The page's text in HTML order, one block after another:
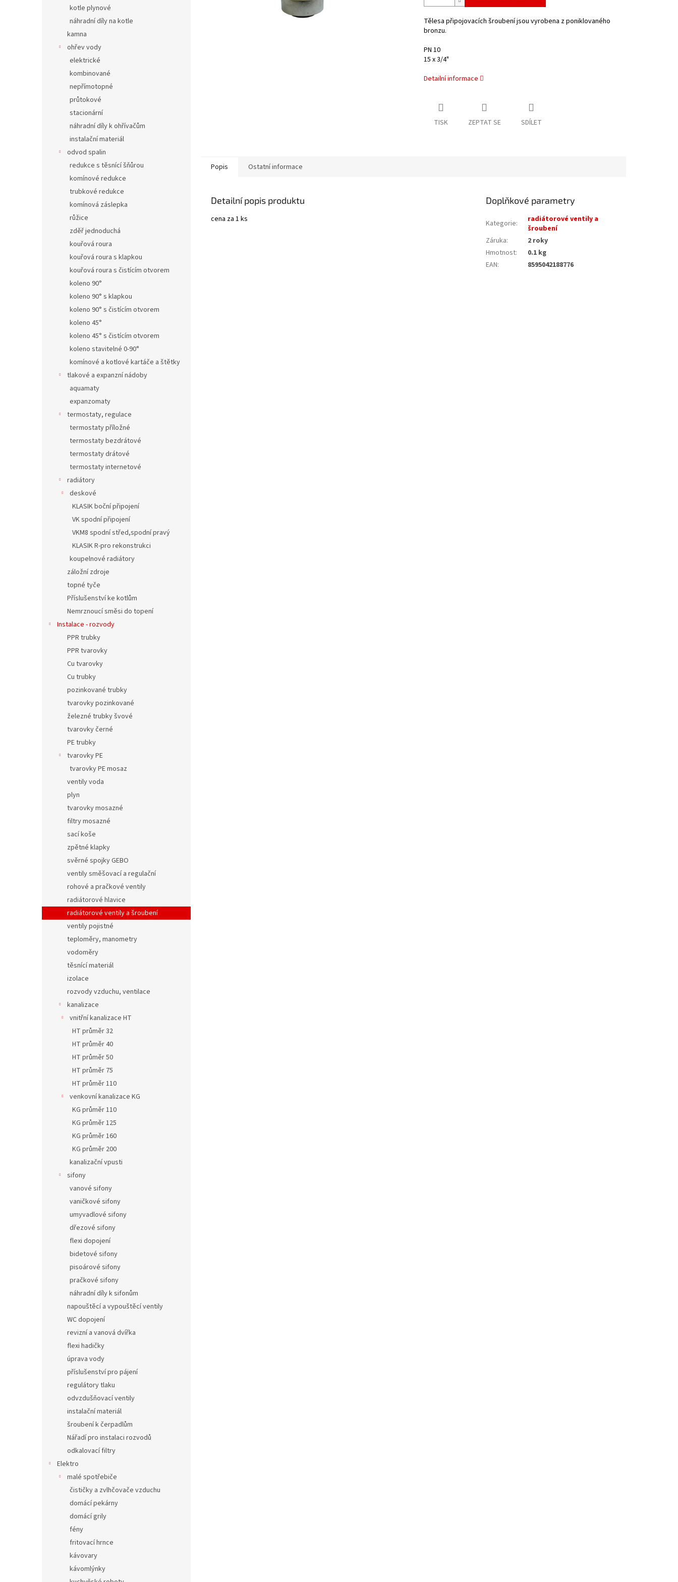
kotle plynové
náhradní díly na kotle
kamna
ohřev vody
elektrické
kombinované
nepřímotopné
průtokové
stacionární
náhradní díly k ohřívačům
instalační materiál
odvod spalin
redukce s těsnící šňůrou
komínové redukce
trubkové redukce
komínová záslepka
růžice
zděř jednoduchá
kouřová roura
kouřová roura s klapkou
kouřová roura s čistícím otvorem
koleno 90°
koleno 90° s klapkou
koleno 90° s čistícím otvorem
koleno 45°
koleno 45° s čistícím otvorem
koleno stavitelné 0-90°
komínové a kotlové kartáče a štětky
tlakové a expanzní nádoby
aquamaty
expanzomaty
termostaty, regulace
termostaty příložné
termostaty bezdrátové
termostaty drátové
termostaty internetové
radiátory
deskové
KLASIK boční připojení
VK spodní připojení
VKM8 spodní střed,spodní pravý
KLASIK R-pro rekonstrukci
koupelnové radiátory
záložní zdroje
topné tyče
Příslušenství ke kotlům
Nemrznoucí směsi do topení
Instalace - rozvody
PPR trubky
PPR tvarovky
Cu tvarovky
Cu trubky
pozinkované trubky
tvarovky pozinkované
železné trubky švové
tvarovky černé
PE trubky
tvarovky PE
tvarovky PE mosaz
ventily voda
plyn
tvarovky mosazné
filtry mosazné
sací koše
zpětné klapky
svěrné spojky GEBO
ventily směšovací a regulační
rohové a pračkové ventily
radiátorové hlavice
radiátorové ventily a šroubení
ventily pojistné
teploměry, manometry
vodoměry
těsnící materiál
izolace
rozvody vzduchu, ventilace
kanalizace
vnitřní kanalizace HT
HT průměr 32
HT průměr 40
HT průměr 50
HT průměr 75
HT průměr 110
venkovní kanalizace KG
KG průměr 110
KG průměr 125
KG průměr 160
KG průměr 200
kanalizační vpusti
sifony
vanové sifony
vaničkové sifony
umyvadlové sifony
dřezové sifony
flexi dopojení
bidetové sifony
pisoárové sifony
pračkové sifony
náhradní díly k sifonům
napouštěcí a vypouštěcí ventily
WC dopojení
revizní a vanová dvířka
flexi hadičky
úprava vody
příslušenství pro pájení
regulátory tlaku
odvzdušňovací ventily
instalační materiál
šroubení k čerpadlům
Nářadí pro instalaci rozvodů
odkalovací filtry
Elektro
malé spotřebiče
čističky a zvlhčovače vzduchu
domácí pekárny
domácí grily
fény
fritovací hrnce
kávovary
kávomlýnky
Tělesa připojovacích šroubení jsou vyrobena z poniklovaného
bronzu.
PN 10
15 x 3/4"
Detailní informace
TISK ZEPTAT SE SDÍLET
Popis Ostatní informace
Detailní popis produktu
cena za 1 ks
Doplňkové parametry
Kategorie:
radiátorové ventily a
šroubení
Záruka:
2 roky
Hmotnost:
0.1 kg
EAN: 8595042188776